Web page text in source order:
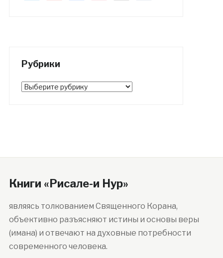
Рубрики
Рубрики
Книги «Рисале-и Нур»
являясь толкованием Священного Корана,
объективно разъясняют истины и основы веры
(имана) и отвечают на духовные потребности
современного человека.